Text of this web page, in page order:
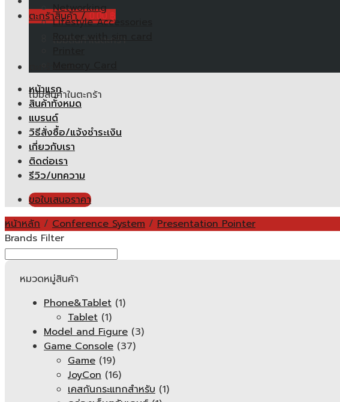
ตะกร้าสินค้า /0.00 ฿
ไม่มีสินค้าในตะกร้า
ไม่มีสินค้าในตะกร้า
Networking
Lifestyle Accessories
Router with sim card
หน้าแรก
สินค้าทั้งหมด
แบรนด์
วิธีสั่งซื้อ/แจ้งชำระเงิน
เกี่ยวกับเรา
ติดต่อเรา
รีวิว/บทความ
ขอใบเสนอราคา
หน้าหลัก / Conference System / Presentation Pointer
Brands Filter
หมวดหมู่สินค้า
Phone&Tablet (1)
Tablet (1)
Model and Figure (3)
Game Console (37)
Game (19)
JoyCon (16)
เคสกันกระแทกสำหรับ (1)